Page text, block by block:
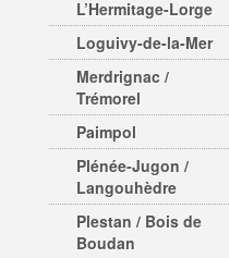
L’Hermitage-Lorge
Loguivy-de-la-Mer
Merdrignac /
Trémorel
Paimpol
Plénée-Jugon /
Langouhèdre
Plestan / Bois de
Boudan